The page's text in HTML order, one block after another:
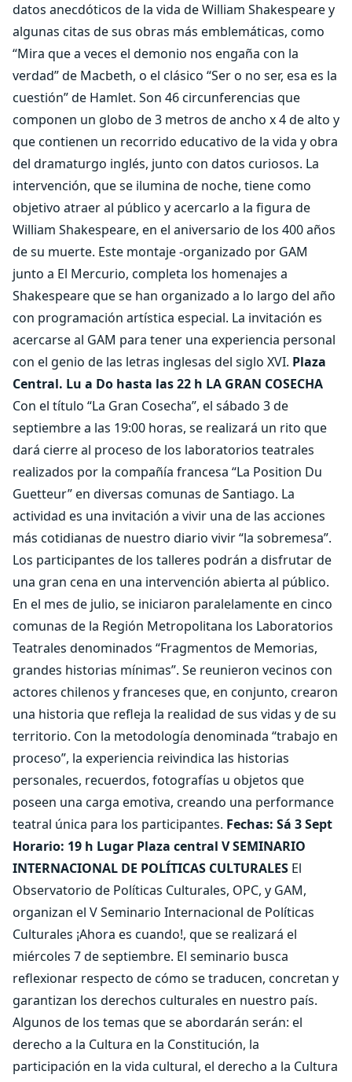
datos anecdóticos de la vida de William Shakespeare y
algunas citas de sus obras más emblemáticas, como
“Mira que a veces el demonio nos engaña con la
verdad” de Macbeth, o el clásico “Ser o no ser, esa es la
cuestión” de Hamlet. Son 46 circunferencias que
componen un globo de 3 metros de ancho x 4 de alto y
que contienen un recorrido educativo de la vida y obra
del dramaturgo inglés, junto con datos curiosos. La
intervención, que se ilumina de noche, tiene como
objetivo atraer al público y acercarlo a la figura de
William Shakespeare, en el aniversario de los 400 años
de su muerte. Este montaje -organizado por GAM
junto a El Mercurio, completa los homenajes a
Shakespeare que se han organizado a lo largo del año
con programación artística especial. La invitación es
acercarse al GAM para tener una experiencia personal
con el genio de las letras inglesas del siglo XVI. Plaza
Central. Lu a Do hasta las 22 h LA GRAN COSECHA
Con el título “La Gran Cosecha”, el sábado 3 de
septiembre a las 19:00 horas, se realizará un rito que
dará cierre al proceso de los laboratorios teatrales
realizados por la compañía francesa “La Position Du
Guetteur” en diversas comunas de Santiago. La
actividad es una invitación a vivir una de las acciones
más cotidianas de nuestro diario vivir “la sobremesa”.
Los participantes de los talleres podrán a disfrutar de
una gran cena en una intervención abierta al público.
En el mes de julio, se iniciaron paralelamente en cinco
comunas de la Región Metropolitana los Laboratorios
Teatrales denominados “Fragmentos de Memorias,
grandes historias mínimas”. Se reunieron vecinos con
actores chilenos y franceses que, en conjunto, crearon
una historia que refleja la realidad de sus vidas y de su
territorio. Con la metodología denominada “trabajo en
proceso”, la experiencia reivindica las historias
personales, recuerdos, fotografías u objetos que
poseen una carga emotiva, creando una performance
teatral única para los participantes. Fechas: Sá 3 Sept
Horario: 19 h Lugar Plaza central V SEMINARIO
INTERNACIONAL DE POLÍTICAS CULTURALES El
Observatorio de Políticas Culturales, OPC, y GAM,
organizan el V Seminario Internacional de Políticas
Culturales ¡Ahora es cuando!, que se realizará el
miércoles 7 de septiembre. El seminario busca
reflexionar respecto de cómo se traducen, concretan y
garantizan los derechos culturales en nuestro país.
Algunos de los temas que se abordarán serán: el
derecho a la Cultura en la Constitución, la
participación en la vida cultural, el derecho a la Cultura